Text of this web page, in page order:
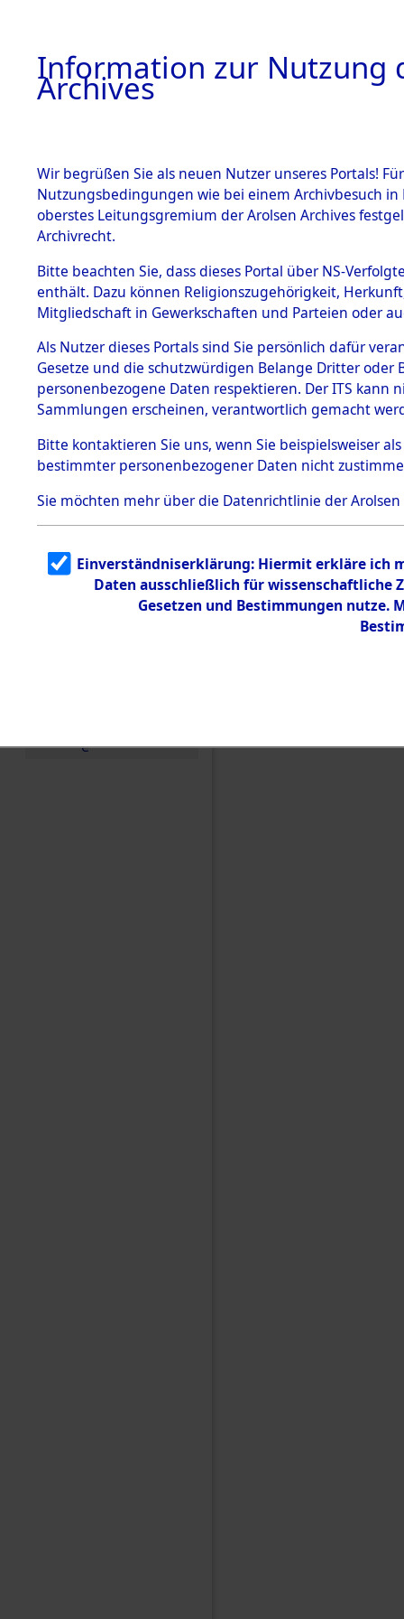
BESTÄNDE
1.
mente
5. Verschiedenes
5.3
Todesmärsche
5.3.1 Alliierte
Erhebungen
zu
Todesmärsch
en
5.3.2
g
5.3.3
Todesmärsch
e
Erkelenz
Information zur Nutzung
Archives
Wir begrüßen Sie als neuen Nutzer unseres Portals!
Nutzungsbedingungen wie bei einem Archivbesuch
oberstes Leitungsgremium der Arolsen Archives
Archivrecht.
Bitte beachten Sie, dass dieses Portal über NS-
enthält. Dazu können Religionszugehörigkeit,
Mitgliedschaft in Gewerkschaften und Parteien oder
Als Nutzer dieses Portals sind Sie persönlich dafür
Gesetze und die schutzwürdigen Belange Dritter
personenbezogene Daten respektieren. Der ITS
Sammlungen erscheinen, verantwortlich gemacht
Bitte kontaktieren Sie uns, wenn Sie beispielsweiser
bestimmter personenbezogener Daten nicht
Sie möchten mehr über die Datenrichtlinie der Arolsen
Einverständniserklärung: Hiermit erkläre ich
Daten ausschließlich für wissenschaftliche
Gesetzen und Bestimmungen nutze.